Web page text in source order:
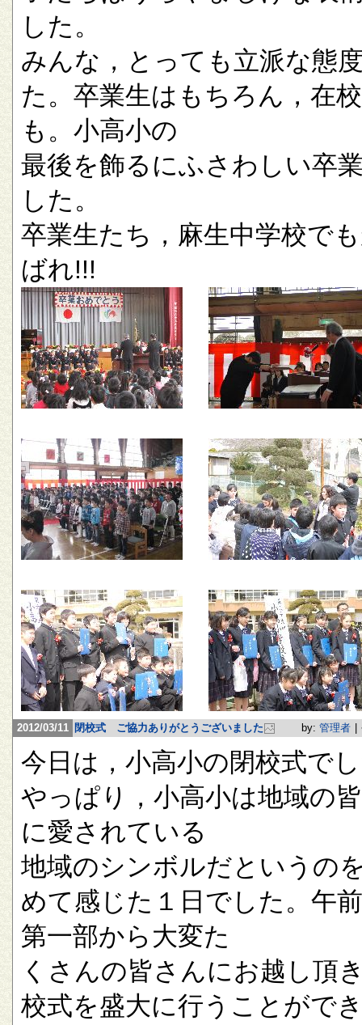
した。
みんな，とっても立派な態
た。卒業生はもちろん，在
も。小高小の
最後を飾るにふさわしい卒
した。
卒業生たち，麻生中学校で
ばれ!!!
2012/03/11 閉校式 ご協力ありがとうございました by: 管理者
今日は，小高小の閉校式で
やっぱり，小高小は地域の
に愛されている
地域のシンボルだというの
めて感じた１日でした。午
第一部から大変た
くさんの皆さんにお越し頂
校式を盛大に行うことがで